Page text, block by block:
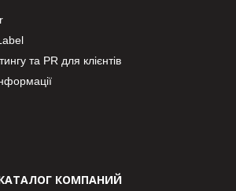
та PR для клієнтів
КОМПАНИЙ